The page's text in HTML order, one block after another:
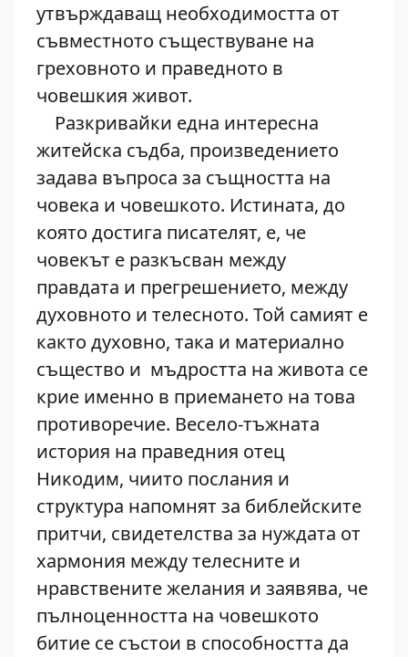
утвърждаващ необходимостта от
съвместното съществуване на
греховното и праведното в
човешкия живот.
Разкривайки една интересна
житейска съдба, произведението
задава въпроса за същността на
човека и човешкото. Истината, до
която достига писателят, е, че
човекът е разкъсван между
правдата и прегрешението, между
духовното и телесното. Той самият е
както духовно, така и материално
същество и мъдростта на живота се
крие именно в приемането на това
противоречие. Весело-тъжната
история на праведния отец
Никодим, чиито послания и
структура напомнят за библейските
притчи, свидетелства за нуждата от
хармония между телесните и
нравствените желания и заявява, че
пълноценността на човешкото
битие се състои в способността да